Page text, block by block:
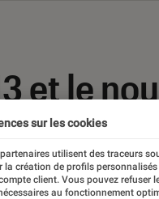
et le
ce
sur les cookies
partenaires utilisent des traceurs
la création de profils
client. Vous pouvez refuser
au fonctionnement